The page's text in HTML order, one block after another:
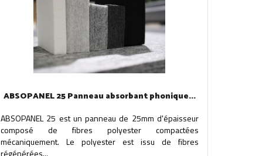
ABSOPANEL 25 Panneau absorbant phonique...
ABSOPANEL 25 est un panneau de 25mm d'épaisseur
composé de fibres polyester compactées
mécaniquement. Le polyester est issu de fibres
régénérées...